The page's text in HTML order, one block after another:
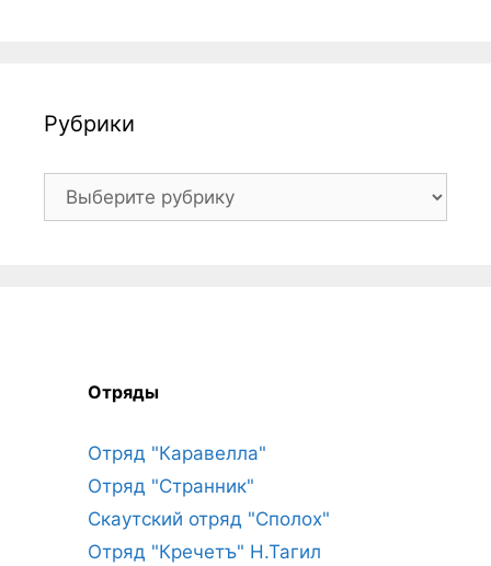
Рубрики
Рубрики
Отряды
Отряд "Каравелла"
Отряд "Странник"
Скаутский отряд "Сполох"
Отряд "Кречетъ" Н.Тагил